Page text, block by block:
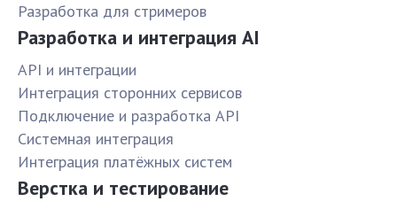
Разработка для стримеров
Разработка и интеграция AI
API и интеграции
Интеграция сторонних сервисов
Подключение и разработка API
Системная интеграция
Интеграция платёжных систем
Верстка и тестирование